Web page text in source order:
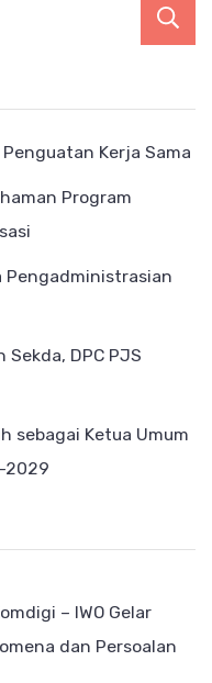
Kerja Sama
Program
Pengadministrasian
DPC PJS
sebagai Ketua Umum
– IWO Gelar
dan Persoalan